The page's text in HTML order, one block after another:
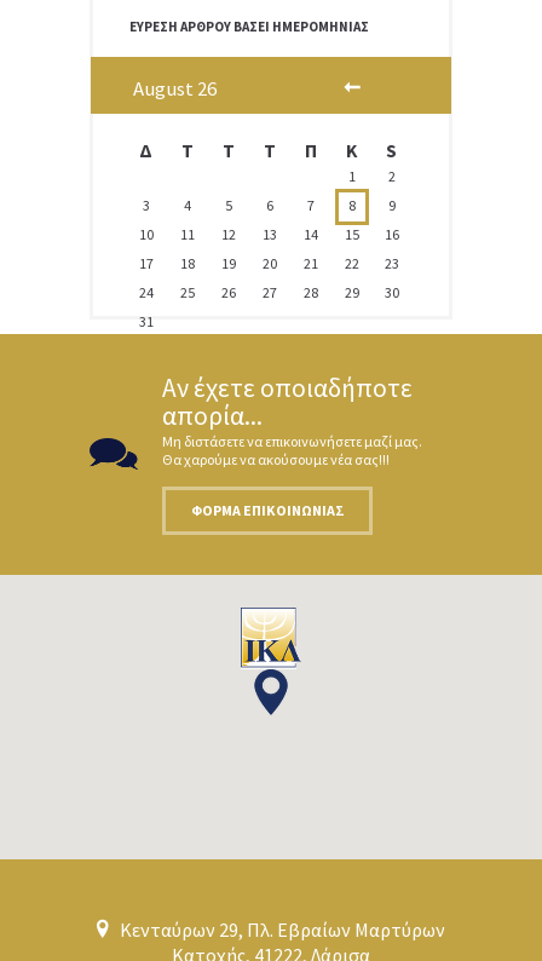
ΕΎΡΕΣΗ ΆΡΘΡΟΥ ΒΆΣΕΙ ΗΜΕΡΟΜΗΝΊΑΣ
August 26
Δ T Τ Τ Π Κ S
1
2
3
4 5 6 7 8
9
10
11 12 13 14 15
16
17
18 19 20 21 22
23
24
25 26 27 28 29
30
31
Αν έχετε οποιαδήποτε
απορία...
Μη διστάσετε να επικοινωνήσετε μαζί μας.
Θα χαρούμε να ακούσουμε νέα σας!!!
ΦΌΡΜΑ ΕΠΙΚΟΙΝΩΝΊΑΣ
Κενταύρων 29, Πλ. Εβραίων Μαρτύρων
Κατοχής, 41222, Λάρισα